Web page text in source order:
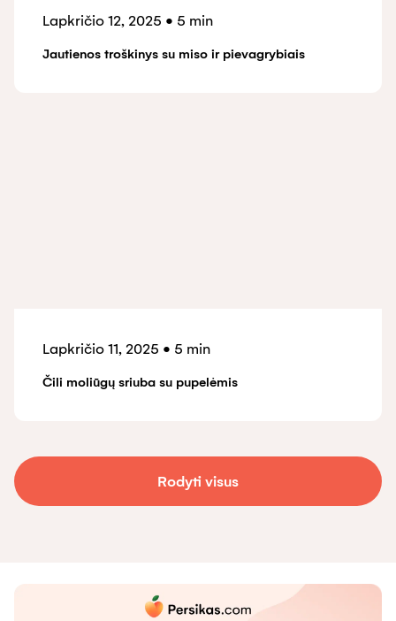
Lapkričio 12, 2025 • 5 min
Jautienos troškinys su miso ir pievagrybiais
Lapkričio 11, 2025 • 5 min
Čili moliūgų sriuba su pupelėmis
Rodyti visus